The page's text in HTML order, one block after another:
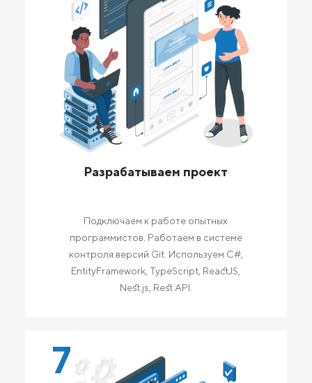
Разрабатываем проект
Подключаем к работе опытных
программистов. Работаем в системе
контроля версий Git. Используем C#,
EntityFramework, TypeScript, ReactJS,
Nest.js, Rest API.
7